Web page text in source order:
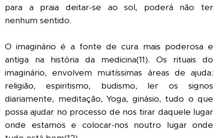
para a praia deitar-se ao sol, poderá não ter
nenhum sentido.
O imaginário é a fonte de cura mais poderosa e
antiga na história da medicina(11). Os rituais do
imaginário, envolvem muitíssimas áreas de ajuda:
religião, espiritismo, budismo, ler os signos
diariamente, meditação, Yoga, ginásio, tudo o que
possa ajudar no processo de nos tirar daquele lugar
onde estamos e colocar-nos noutro lugar onde